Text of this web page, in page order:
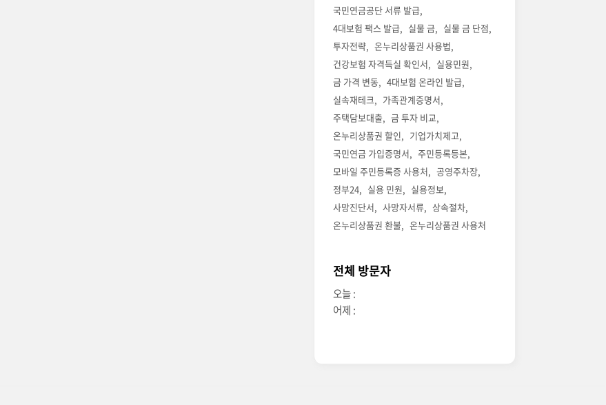
국민연금공단 서류 발급
4대보험 팩스 발급
실물 금
실물 금 단점
투자전략
온누리상품권 사용법
건강보험 자격득실 확인서
실용민원
금 가격 변동
4대보험 온라인 발급
실속재테크
가족관계증명서
주택담보대출
금 투자 비교
온누리상품권 할인
기업가치제고
국민연금 가입증명서
주민등록등본
모바일 주민등록증 사용처
공영주차장
정부24
실용 민원
실용정보
사망진단서
사망자서류
상속절차
온누리상품권 환불
온누리상품권 사용처
전체 방문자
오늘 :
어제 :